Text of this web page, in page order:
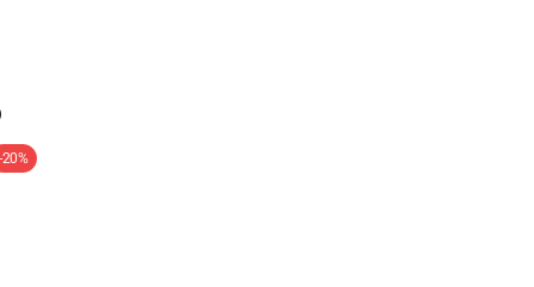
-20%